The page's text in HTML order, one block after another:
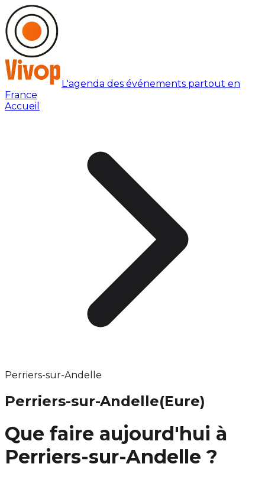
L'agenda des événements partout en
France
Accueil
Perriers-sur-Andelle
Perriers-sur-Andelle(Eure)
Que faire aujourd'hui à
Perriers-sur-Andelle ?